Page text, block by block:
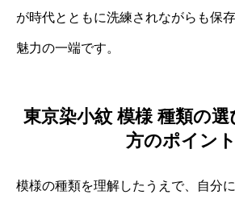
が時代とともに洗練されながらも保
魅力の一端です。
東京染小紋 模様 種類の
方のポイント
模様の種類を理解したうえで、自分